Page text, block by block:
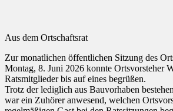
Aus dem Ortschaftsrat
Zur monatlichen öffentlichen Sitzung des
Montag, 8. Juni 2026 konnte Ortsvorsteher
Ratsmitglieder bis auf eines begrüßen.
Trotz der lediglich aus Bauvorhaben
war ein Zuhörer anwesend, welchen